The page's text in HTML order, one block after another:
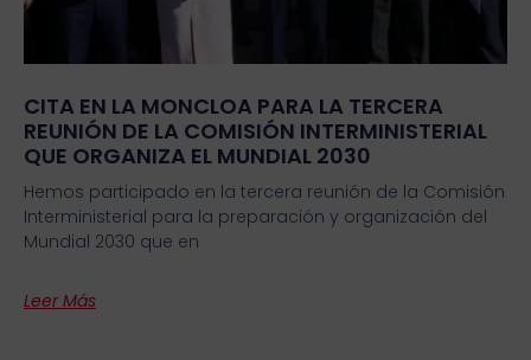
CITA EN LA MONCLOA PARA LA TERCERA
REUNIÓN DE LA COMISIÓN INTERMINISTERIAL
QUE ORGANIZA EL MUNDIAL 2030
Hemos participado en la tercera reunión de la Comisión
Interministerial para la preparación y organización del
Mundial 2030 que en
Leer Más